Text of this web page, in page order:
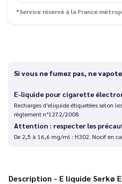
*Service réservé à la France
Si vous ne fumez pas, ne
E-liquide pour cigarette
Recharges d'eliquide étiquetées selon
règlement n°1272/2008
Attention : respecter les
De 2,5 à 16,6 mg/ml : H302. Nocif en
Description - E liquide Serkø Extra Frais 10 ml